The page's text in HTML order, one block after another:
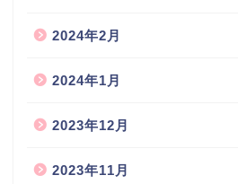
2024年2月
2024年1月
2023年12月
2023年11月